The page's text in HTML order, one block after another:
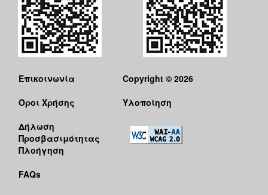
Επικοινωνία
Όροι Χρήσης
Δήλωση
Προσβασιμότητας
Πλοήγηση
FAQs
Copyright © 2026
Υλοποίηση